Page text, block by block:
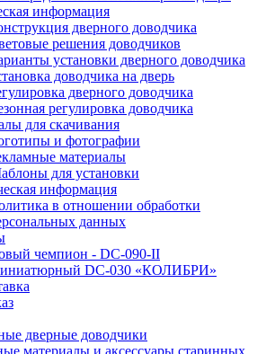
информация
дверного доводчика
решения доводчиков
установки дверного доводчика
доводчика на дверь
дверного доводчика
регулировка доводчика
для скачивания
и фотографии
материалы
для установки
информация
в отношении обработки
данных
чемпион - DC-090-II
DC-030 «КОЛИБРИ»
дверные доводчики
материалы и аксессуары старинных